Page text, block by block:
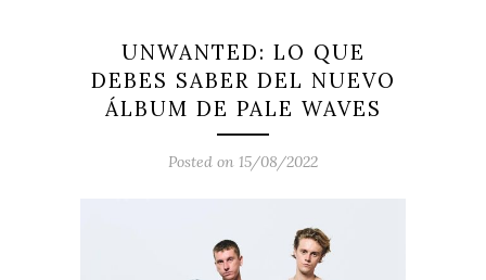
UNWANTED: LO QUE
DEBES SABER DEL NUEVO
ÁLBUM DE PALE WAVES
Posted on 15/08/2022